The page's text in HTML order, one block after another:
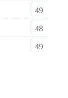
49
48
49